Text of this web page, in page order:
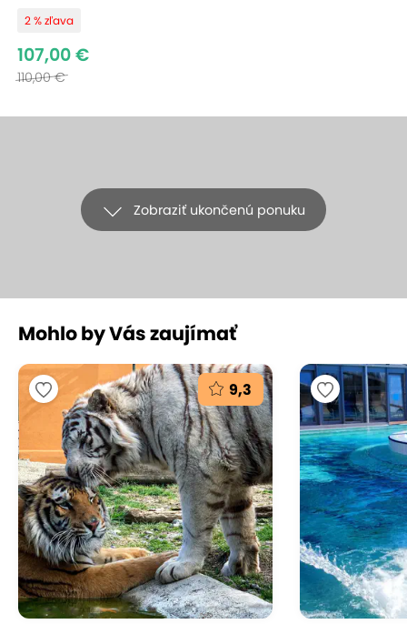
2 % zľava
107,00 €
110,00 €
Zobraziť ukončenú ponuku
+26
Darčekové poukážky do Björnson Tree
Houses - obľúbených
škandinávskych chatiek v lese
pod Chopkom
Björnson Tree Houses Jasná, Demänovská Dolina - Jasná
(mapa)
9.8Vynikajúce hodnotenie
Unikátne chatky Björnson Tree Houses s
neobmedzeným wellness sú jedinečným zážitkom
pre každého, kto miluje pokoj v objatí dreveného
Mohlo by Vás zaujímať
9,3